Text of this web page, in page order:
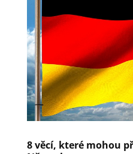
8 věcí, které mohou